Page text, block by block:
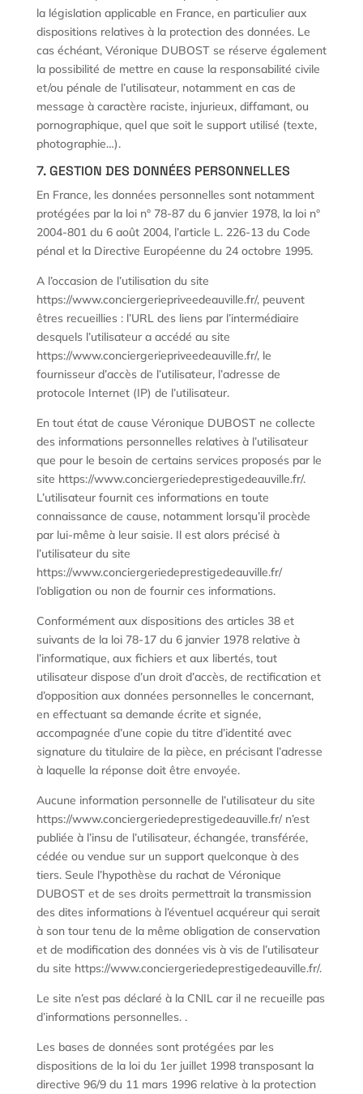
la législation applicable en France, en particulier aux
dispositions relatives à la protection des données. Le
cas échéant, Véronique DUBOST se réserve également
la possibilité de mettre en cause la responsabilité civile
et/ou pénale de l’utilisateur, notamment en cas de
message à caractère raciste, injurieux, diffamant, ou
pornographique, quel que soit le support utilisé (texte,
photographie…).
7. GESTION DES DONNÉES PERSONNELLES
En France, les données personnelles sont notamment
protégées par la loi n° 78-87 du 6 janvier 1978, la loi n°
2004-801 du 6 août 2004, l’article L. 226-13 du Code
pénal et la Directive Européenne du 24 octobre 1995.
A l’occasion de l’utilisation du site
https://www.conciergeriepriveedeauville.fr/, peuvent
êtres recueillies : l’URL des liens par l’intermédiaire
desquels l’utilisateur a accédé au site
https://www.conciergeriepriveedeauville.fr/, le
fournisseur d’accès de l’utilisateur, l’adresse de
protocole Internet (IP) de l’utilisateur.
En tout état de cause Véronique DUBOST ne collecte
des informations personnelles relatives à l’utilisateur
que pour le besoin de certains services proposés par le
site https://www.conciergeriedeprestigedeauville.fr/.
L’utilisateur fournit ces informations en toute
connaissance de cause, notamment lorsqu’il procède
par lui-même à leur saisie. Il est alors précisé à
l’utilisateur du site
https://www.conciergeriedeprestigedeauville.fr/
l’obligation ou non de fournir ces informations.
Conformément aux dispositions des articles 38 et
suivants de la loi 78-17 du 6 janvier 1978 relative à
l’informatique, aux fichiers et aux libertés, tout
utilisateur dispose d’un droit d’accès, de rectification et
d’opposition aux données personnelles le concernant,
en effectuant sa demande écrite et signée,
accompagnée d’une copie du titre d’identité avec
signature du titulaire de la pièce, en précisant l’adresse
à laquelle la réponse doit être envoyée.
Aucune information personnelle de l’utilisateur du site
https://www.conciergeriedeprestigedeauville.fr/ n’est
publiée à l’insu de l’utilisateur, échangée, transférée,
cédée ou vendue sur un support quelconque à des
tiers. Seule l’hypothèse du rachat de Véronique
DUBOST et de ses droits permettrait la transmission
des dites informations à l’éventuel acquéreur qui serait
à son tour tenu de la même obligation de conservation
et de modification des données vis à vis de l’utilisateur
du site https://www.conciergeriedeprestigedeauville.fr/.
Le site n’est pas déclaré à la CNIL car il ne recueille pas
d’informations personnelles. .
Les bases de données sont protégées par les
dispositions de la loi du 1er juillet 1998 transposant la
directive 96/9 du 11 mars 1996 relative à la protection